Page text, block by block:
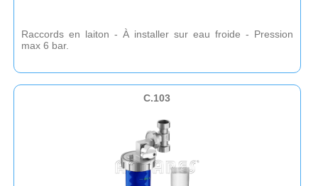
Raccords en laiton - À installer sur eau froide - Pression
max 6 bar.
C.103